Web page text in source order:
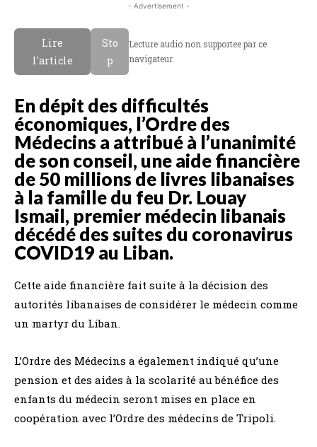
- Advertisement -
Lire
l'article
Sto
p
Lecture audio non supportee par ce
navigateur.
En dépit des difficultés
économiques, l’Ordre des
Médecins a attribué à l’unanimité
de son conseil, une aide financière
de 50 millions de livres libanaises
à la famille du feu Dr. Louay
Ismail, premier médecin libanais
décédé des suites du coronavirus
COVID19 au Liban.
Cette aide financière fait suite à la décision des
autorités libanaises de considérer le médecin comme
un martyr du Liban.
L’Ordre des Médecins a également indiqué qu’une
pension et des aides à la scolarité au bénéfice des
enfants du médecin seront mises en place en
coopération avec l’Ordre des médecins de Tripoli.